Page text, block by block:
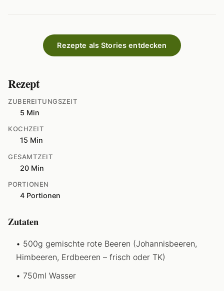
Rezepte als Stories entdecken
Rezept
ZUBEREITUNGSZEIT
5 Min
KOCHZEIT
15 Min
GESAMTZEIT
20 Min
PORTIONEN
4 Portionen
Zutaten
500g gemischte rote Beeren (Johannisbeeren,
Himbeeren, Erdbeeren – frisch oder TK)
750ml Wasser